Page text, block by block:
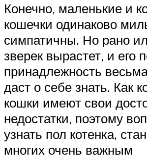
Конечно, маленькие и
кошечки одинаково
симпатичны. Но рано
зверек вырастет, и его
принадлежность
даст о себе знать. Как
кошки имеют свои
недостатки, поэтому
узнать пол котенка,
многих очень важным